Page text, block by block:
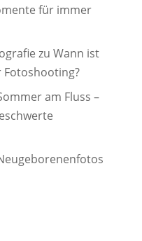
für immer
zu Wann ist
am Fluss –